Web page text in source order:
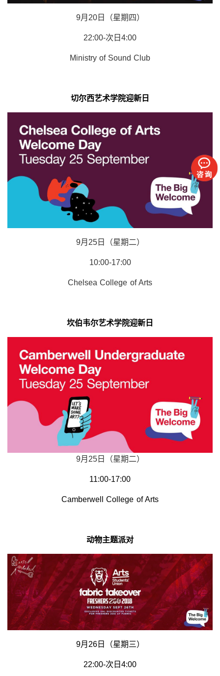
9月20日（星期四）
22:00-次日4:00
Ministry of Sound Club
切尔西艺术学院迎新日
9月25日（星期二）
10:00-17:00
Chelsea College of Arts
坎伯韦尔艺术学院迎新日
9月25日（星期二）
11:00-17:00
Camberwell College of Arts
动物主题派对
9月26日（星期三）
22:00-次日4:00